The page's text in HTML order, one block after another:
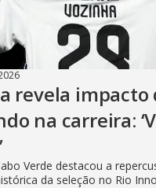
revela impacto
na carreira:
Verde destacou a
da seleção no Rio